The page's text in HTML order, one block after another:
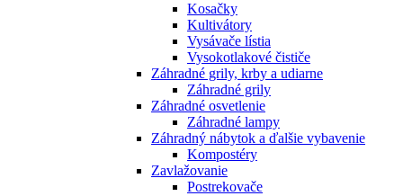
Kosačky
Kultivátory
Vysávače lístia
Vysokotlakové čističe
Záhradné grily, krby a udiarne
Záhradné grily
Záhradné osvetlenie
Záhradné lampy
Záhradný nábytok a ďalšie vybavenie
Kompostéry
Zavlažovanie
Postrekovače